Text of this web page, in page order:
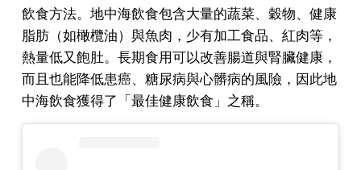
飲食方法。地中海飲食包含大量的蔬菜、穀物、健康
脂肪（如橄欖油）與魚肉，少有加工食品、紅肉等，
熱量低又飽肚。長期食用可以改善腸道與腎臟健康，
而且也能降低患癌、糖尿病與心髒病的風險，因此地
中海飲食獲得了「最佳健康飲食」之稱。